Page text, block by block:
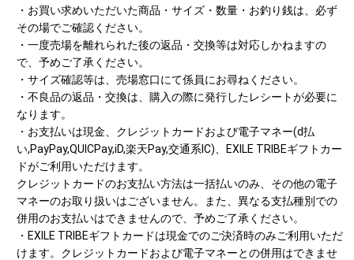
・お買い求めいただいた商品・サイズ・数量・お釣り銭は、必ず
その場でご確認ください。
・一度売場を離れられた後の返品・交換等は対応しかねますの
で、予めご了承ください。
・サイズ確認等は、売場窓口にて係員にお尋ねください。
・不良品の返品・交換は、購入の際に発行したレシートが必要に
なります。
・お支払いは現金、クレジットカードおよび電子マネー(d払
い,PayPay,QUICPay,iD,楽天Pay,交通系IC)、EXILE TRIBEギフトカー
ドがご利用いただけます。
クレジットカードのお支払い方法は一括払いのみ、その他の電子
マネーのお取り扱いはございません。また、異なる支払種別での
併用のお支払いはできませんので、予めご了承ください。
・EXILE TRIBEギフトカードは現金でのご決済時のみご利用いただ
けます。クレジットカードおよび電子マネーとの併用はできませ